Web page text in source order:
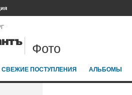
Фото
СВЕЖИЕ ПОСТУПЛЕНИЯ АЛЬБОМЫ